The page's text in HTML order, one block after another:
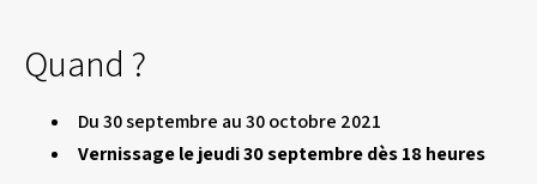
Quand ?
Du 30 septembre au 30 octobre 2021
Vernissage le jeudi 30 septembre dès 18 heures